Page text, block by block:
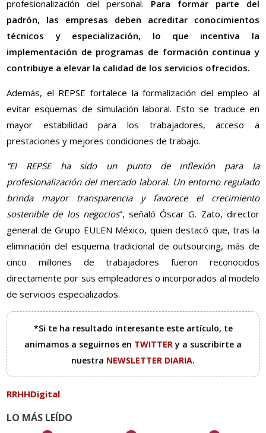
profesionalización del personal. Para formar parte del
padrón, las empresas deben acreditar conocimientos
técnicos y especialización, lo que incentiva la
implementación de programas de formación continua y
contribuye a elevar la calidad de los servicios ofrecidos.
Además, el REPSE fortalece la formalización del empleo al
evitar esquemas de simulación laboral. Esto se traduce en
mayor estabilidad para los trabajadores, acceso a
prestaciones y mejores condiciones de trabajo.
“El REPSE ha sido un punto de inflexión para la
profesionalización del mercado laboral. Un entorno regulado
brinda mayor transparencia y favorece el crecimiento
sostenible de los negocios”, señaló Óscar G. Zato, director
general de Grupo EULEN México, quien destacó que, tras la
eliminación del esquema tradicional de outsourcing, más de
cinco millones de trabajadores fueron reconocidos
directamente por sus empleadores o incorporados al modelo
de servicios especializados.
*Si te ha resultado interesante este artículo, te
animamos a seguirnos en TWITTERy a suscribirte a
nuestra NEWSLETTER DIARIA.
RRHHDigital
LO MÁS LEÍDO